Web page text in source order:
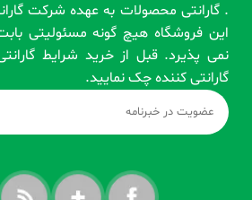
. گارانتی محصولات به عهده شرکت
این فروشگاه هیچ گونه مسئولیتی
نمی پذیرد. قبل از خرید شرایط
گارانتی کننده چک نمایید.